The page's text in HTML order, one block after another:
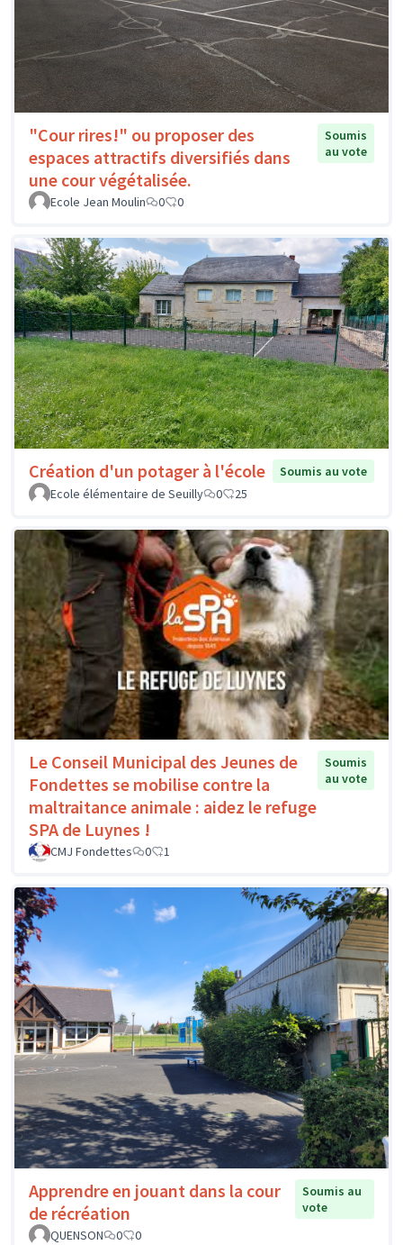
"Cour rires!" ou proposer des
espaces attractifs diversifiés dans
une cour végétalisée.
Soumis
au vote
Ecole Jean Moulin 0 0
Création d'un potager à l'école
Soumis au vote
Ecole élémentaire de Seuilly
0 25
Le Conseil Municipal des Jeunes de
Fondettes se mobilise contre la
maltraitance animale : aidez le refuge
SPA de Luynes !
Soumis
au vote
CMJ Fondettes 0 1
Apprendre en jouant dans la cour
de récréation
Soumis au
vote
QUENSON
0 0